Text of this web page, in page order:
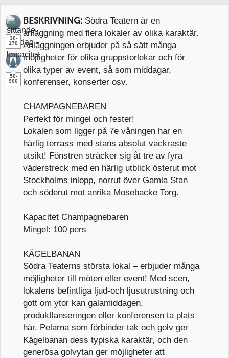
30-
170
50-
900
BESKRIVNING: Södra Teatern är en
anläggning med flera lokaler av olika karaktär.
Anläggningen erbjuder på så sätt många
möjligheter för olika gruppstorlekar och för
olika typer av event, så som middagar,
konferenser, konserter osv.
CHAMPAGNEBAREN
Perfekt för mingel och fester!
Lokalen som ligger på 7e våningen har en
härlig terrass med stans absolut vackraste
utsikt! Fönstren sträcker sig åt tre av fyra
väderstreck med en härlig utblick österut mot
Stockholms inlopp, norrut över Gamla Stan
och söderut mot anrika Mosebacke Torg.
Kapacitet Champagnebaren
Mingel: 100 pers
KÄGELBANAN
Södra Teaterns största lokal – erbjuder många
möjligheter till möten eller event! Med scen,
lokalens befintliga ljud-och ljusutrustning och
gott om ytor kan galamiddagen,
produktlanseringen eller konferensen ta plats
här. Pelarna som förbinder tak och golv ger
Kägelbanan dess typiska karaktär, och den
generösa golvytan ger möjligheter att